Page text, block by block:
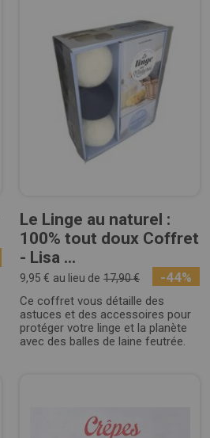
Le Linge au naturel :
100% tout doux Coffret
- Lisa ...
9,95 € au lieu de 17,90 € -44%
Ce coffret vous détaille des
astuces et des accessoires pour
protéger votre linge et la planète
avec des balles de laine feutrée.